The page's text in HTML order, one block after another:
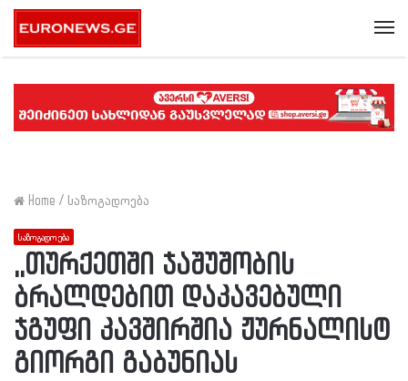
Home / საზოგადოება
საზოგადოება
,,თურქეთში ჯაშუშობის
ბრალდებით დაკავებული
ჯგუფი კავშირშია ჟურნალისტ
გიორგი გაბუნიას